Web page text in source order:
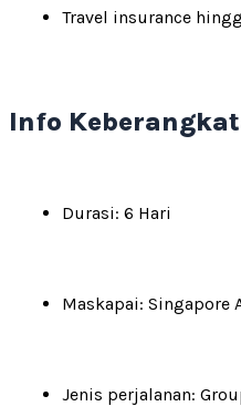
Travel insurance
Info
Durasi: 6 Hari
Maskapai: Singapore
Jenis perjalanan: